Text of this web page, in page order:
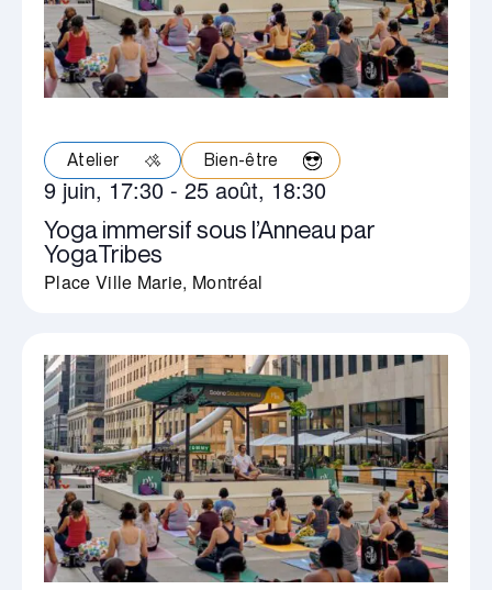
Yoga immersif sous l’Anneau par
YogaTribes
9 juin, 17:30- 25 août, 18:30
Place Ville Marie, Montréal
Atelier Bien-être